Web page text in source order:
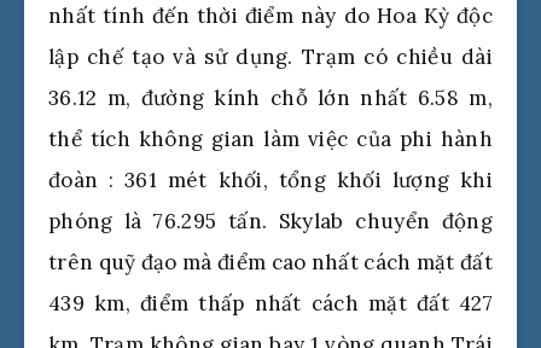
nhất tính đến thời điểm này do Hoa Kỳ độc
lập chế tạo và sử dụng. Trạm có chiều dài
36.12 m, đường kính chỗ lớn nhất 6.58 m,
thể tích không gian làm việc của phi hành
đoàn : 361 mét khối, tổng khối lượng khi
phóng là 76.295 tấn. Skylab chuyển động
trên quỹ đạo mà điểm cao nhất cách mặt đất
439 km, điểm thấp nhất cách mặt đất 427